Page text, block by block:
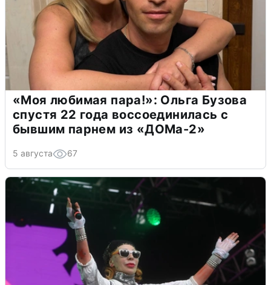
«Моя любимая пара!»: Ольга Бузова
спустя 22 года воссоединилась с
бывшим парнем из «ДОМа-2»
5 августа 67